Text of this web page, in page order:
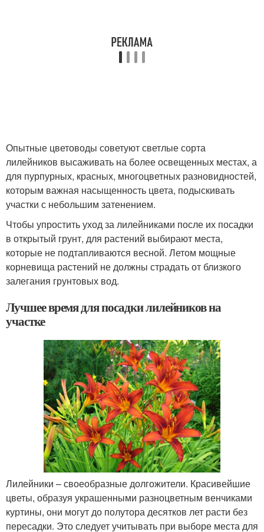
Опытные цветоводы советуют светлые сорта
лилейников высаживать на более освещенных местах, а
для пурпурных, красных, многоцветных разновидностей,
которым важная насыщенность цвета, подыскивать
участки с небольшим затенением.
Чтобы упростить уход за лилейниками после их посадки
в открытый грунт, для растений выбирают места,
которые не подтапливаются весной. Летом мощные
корневища растений не должны страдать от близкого
залегания грунтовых вод.
Лучшее время для посадки лилейников на
участке
Лилейники – своеобразные долгожители. Красивейшие
цветы, образуя украшенными разноцветным венчиками
куртины, они могут до полутора десятков лет расти без
пересадки. Это следует учитывать при выборе места для